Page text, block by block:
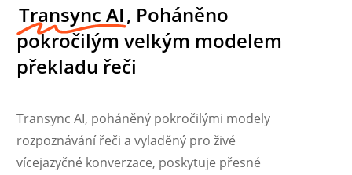
Transync AI, Poháněno
pokročilým velkým modelem
překladu řeči
Transync AI, poháněný pokročilými modely
rozpoznávání řeči a vyladěný pro živé
vícejazyčné konverzace, poskytuje přesné